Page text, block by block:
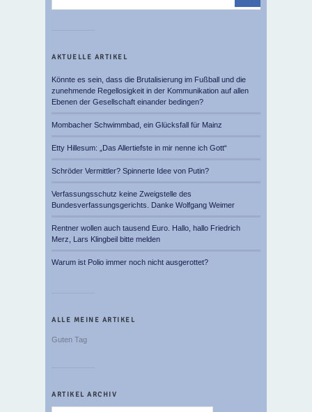
AKTUELLE ARTIKEL
Könnte es sein, dass die Brutalisierung im Fußball und die
zunehmende Regellosigkeit in der Kommunikation auf allen
Ebenen der Gesellschaft einander bedingen?
Mombacher Schwimmbad, ein Glücksfall für Mainz
Etty Hillesum: „Das Allertiefste in mir nenne ich Gott“
Schröder Vermittler? Spinnerte Idee von Putin?
Verfassungsschutz keine Zweigstelle des
Bundesverfassungsgerichts. Danke Wolfgang Weimer
Rentner wollen auch tausend Euro. Hallo, hallo Friedrich
Merz, Lars Klingbeil bitte melden
Warum ist Polio immer noch nicht ausgerottet?
ALLE MEINE ARTIKEL
Guten Tag
ARTIKEL ARCHIV